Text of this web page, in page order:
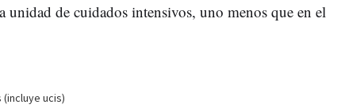
unidad de cuidados intensivos, uno menos que en el